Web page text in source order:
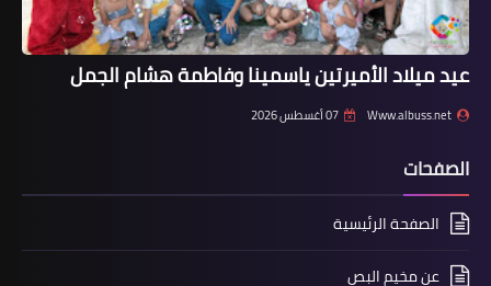
عيد ميلاد الأميرتين ياسمينا وفاطمة هشام الجمل
Www.albuss.net 07 أغسطس 2026
الصفحات
الصفحة الرئيسية
عن مخيم البص